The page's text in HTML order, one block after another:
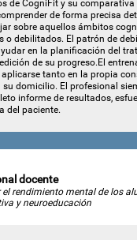
de CogniFit y su
de forma precisa
sobre aquellos ámbitos
o debilitados. El patrón de
en la planificación del
de su progreso.El
tanto en la propia
domicilio. El profesional
informe de resultados,
del paciente.
docente
el rendimiento mental de los
y neuroeducación